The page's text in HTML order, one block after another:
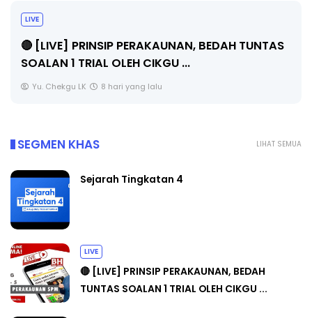
TUNTAS
PENGARAH PENDIDIKAN
Unknown
LIHAT SEMUA
SEGMEN KHAS
Sejarah Tingkatan 4
LIVE
🔴 [LIVE] PRINSIP PERAKAUNAN, BEDAH
TUNTAS SOALAN 1 TRIAL OLEH CIKGU ...